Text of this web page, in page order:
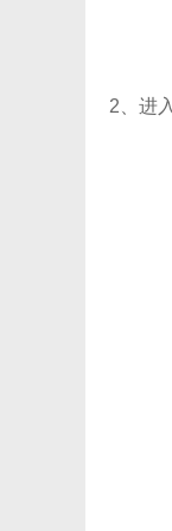
2、进